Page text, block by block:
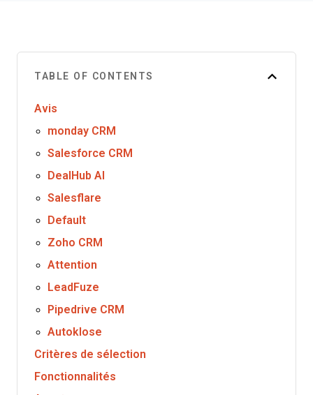
TABLE OF CONTENTS
Avis
monday CRM
Salesforce CRM
DealHub AI
Salesflare
Default
Zoho CRM
Attention
LeadFuze
Pipedrive CRM
Autoklose
Critères de sélection
Fonctionnalités